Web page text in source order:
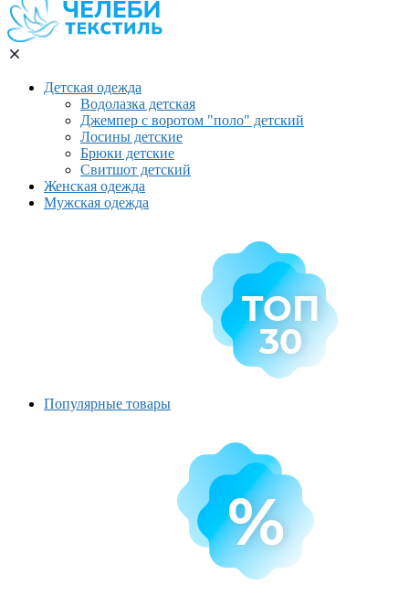
Детская одежда
Водолазка детская
Джемпер с воротом "поло" детский
Лосины детские
Брюки детские
Свитшот детский
Женская одежда
Мужская одежда
Популярные товары